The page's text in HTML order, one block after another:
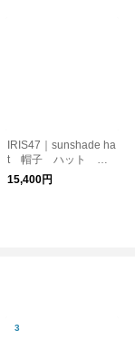
IRIS47｜sunshade ha
t 帽子 ハット 日
よけ対策
15,400円